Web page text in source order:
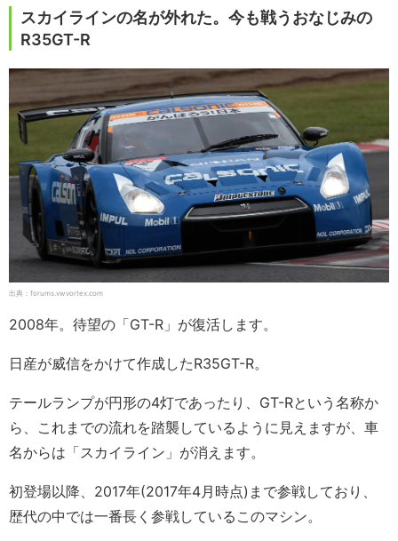
スカイラインの名が外れた。今も戦うおなじみの
R35GT-R
出典：forums.vwvortex.com
2008年。待望の「GT-R」が復活します。
日産が威信をかけて作成したR35GT-R。
テールランプが円形の4灯であったり、GT-Rという名称か
ら、これまでの流れを踏襲しているように見えますが、車
名からは「スカイライン」が消えます。
初登場以降、2017年(2017年4月時点)まで参戦しており、
歴代の中では一番長く参戦しているこのマシン。